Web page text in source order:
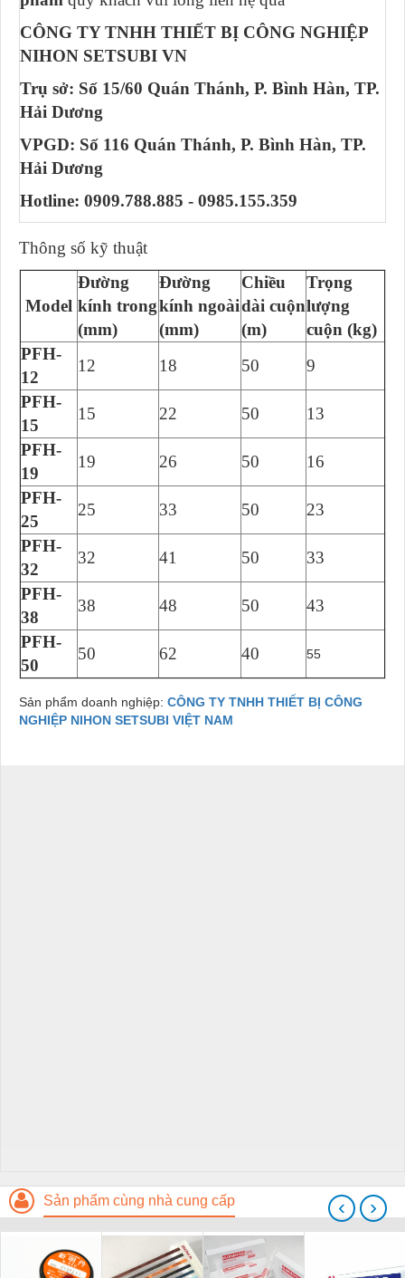
CÔNG TY TNHH THIẾT BỊ CÔNG NGHIỆP
NIHON SETSUBI VN
Trụ sở: Số 15/60 Quán Thánh, P. Bình Hàn, TP.
Hải Dương
VPGD: Số 116 Quán Thánh, P. Bình Hàn, TP.
Hải Dương
Hotline: 0909.788.885 - 0985.155.359
Thông số kỹ thuật
Model
Đường
kính trong
(mm)
Đường
kính ngoài
(mm)
Chiều
dài cuộn
(m)
Trọng
lượng
cuộn (kg)
PFH-
12
12 18 50
9
PFH-
15
15 22 50
13
PFH-
19
19 26 50
16
PFH-
25
25 33 50
23
PFH-
32
32 41 50
33
PFH-
38
38 48 50
43
PFH-
50
50 62 40 55
Sản phẩm doanh nghiệp: CÔNG TY TNHH THIẾT BỊ CÔNG
NGHIỆP NIHON SETSUBI VIỆT NAM
Sản phẩm cùng nhà cung cấp ‹ ›